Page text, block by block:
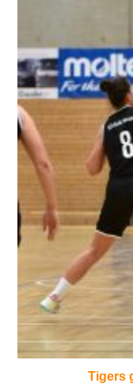
Tigers